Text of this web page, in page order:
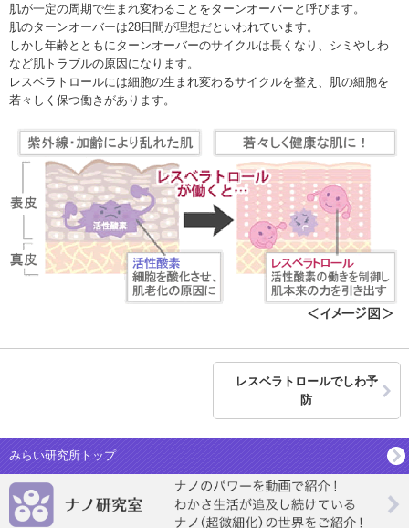
肌が一定の周期で生まれ変わることをターンオーバーと呼びます。
肌のターンオーバーは28日間が理想だといわれています。
しかし年齢とともにターンオーバーのサイクルは長くなり、シミやしわ
など肌トラブルの原因になります。
レスベラトロールには細胞の生まれ変わるサイクルを整え、肌の細胞を
若々しく保つ働きがあります。
レスベラトロールでしわ予
防
みらい研究所トップ